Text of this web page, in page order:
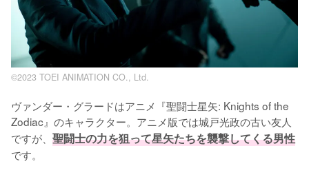
©2023 TOEI ANIMATION CO., Ltd.
ヴァンダー・グラードはアニメ『聖闘士星矢: Knights of the
Zodiac』のキャラクター。アニメ版では城戸光政の古い友人
ですが、 聖闘士の力を狙って星矢たちを襲撃してくる男性
です。